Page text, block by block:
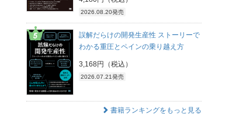
2026.08.20発売
誤解だらけの開発生産性 ストーリーで
わかる重圧とペインの乗り越え方
3,168円（税込）
2026.07.21発売
書籍ランキングをもっと見る